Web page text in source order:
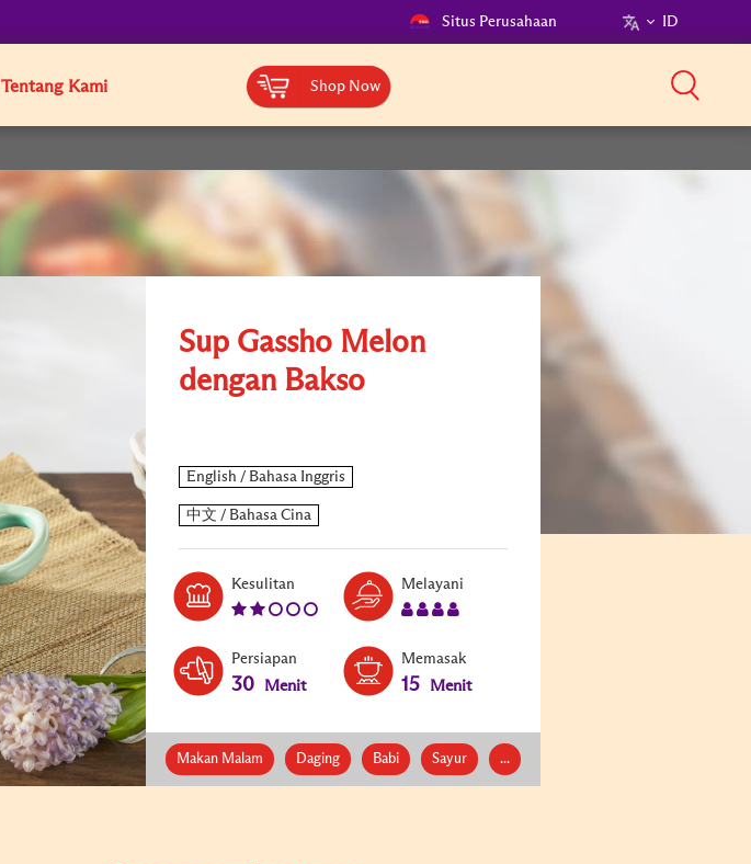
Situs Perusahaan ID
Tentang Kami Shop Now
Sup Gassho Melon
dengan Bakso
Kesulitan Melayani
Persiapan
30 Menit
Memasak
15 Menit
Makan Malam Daging Babi Sayur ...